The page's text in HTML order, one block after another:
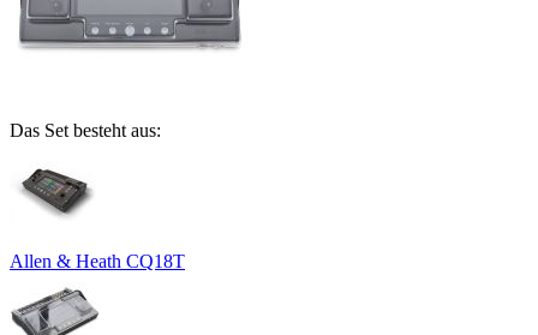
Das Set besteht aus:
Allen & Heath CQ18T